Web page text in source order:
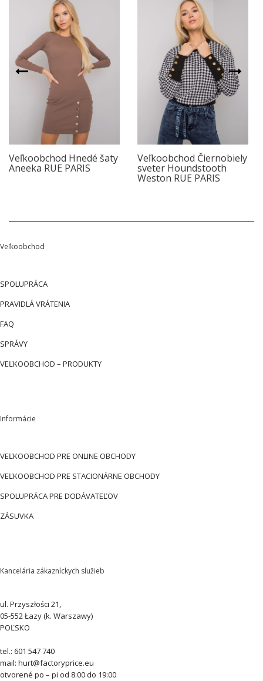
Veľkoobchod Hnedé šaty
Aneeka RUE PARIS
Veľkoobchod Čiernobiely
sveter Houndstooth
Weston RUE PARIS
Veľkoobchod
SPOLUPRÁCA
PRAVIDLÁ VRÁTENIA
FAQ
SPRÁVY
VEĽKOOBCHOD – PRODUKTY
Informácie
VEĽKOOBCHOD PRE ONLINE OBCHODY
VEĽKOOBCHOD PRE STACIONÁRNE OBCHODY
SPOLUPRÁCA PRE DODÁVATEĽOV
ZÁSUVKA
Kancelária zákazníckych služieb
ul. Przyszłości 21,
05-552 Łazy (k. Warszawy)
POĽSKO
tel.: 601 547 740
mail: hurt@factoryprice.eu
otvorené po – pi od 8:00 do 19:00